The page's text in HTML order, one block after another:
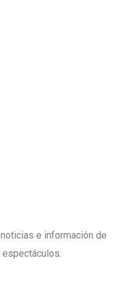
e información de